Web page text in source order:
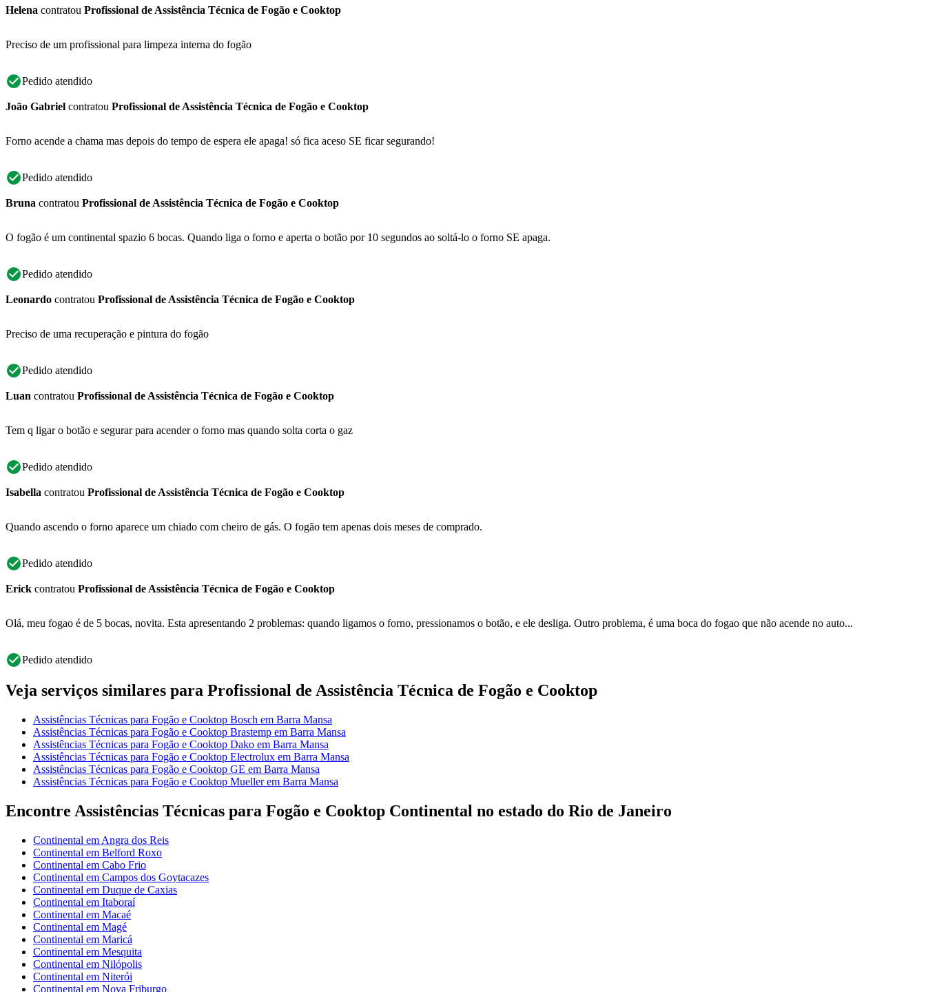
Helena contratou Profissional de Assistência Técnica de Fogão e Cooktop
Preciso de um profissional para limpeza interna do fogão
Pedido atendido
João Gabriel contratou Profissional de Assistência Técnica de Fogão e Cooktop
Forno acende a chama mas depois do tempo de espera ele apaga! só fica aceso SE ficar segurando!
Pedido atendido
Bruna contratou Profissional de Assistência Técnica de Fogão e Cooktop
O fogão é um continental spazio 6 bocas. Quando liga o forno e aperta o botão por 10 segundos ao soltá-lo o forno SE apaga.
Pedido atendido
Leonardo contratou Profissional de Assistência Técnica de Fogão e Cooktop
Preciso de uma recuperação e pintura do fogão
Pedido atendido
Luan contratou Profissional de Assistência Técnica de Fogão e Cooktop
Tem q ligar o botão e segurar para acender o forno mas quando solta corta o gaz
Pedido atendido
Isabella contratou Profissional de Assistência Técnica de Fogão e Cooktop
Quando ascendo o forno aparece um chiado com cheiro de gás. O fogão tem apenas dois meses de comprado.
Pedido atendido
Erick contratou Profissional de Assistência Técnica de Fogão e Cooktop
Olá, meu fogao é de 5 bocas, novita. Esta apresentando 2 problemas: quando ligamos o forno, pressionamos o botão, e ele desliga. Outro problema, é uma boca do fogao que não acende no auto...
Pedido atendido
Veja serviços similares para Profissional de Assistência Técnica de Fogão e Cooktop
Assistências Técnicas para Fogão e Cooktop Bosch em Barra Mansa
Assistências Técnicas para Fogão e Cooktop Brastemp em Barra Mansa
Assistências Técnicas para Fogão e Cooktop Dako em Barra Mansa
Assistências Técnicas para Fogão e Cooktop Electrolux em Barra Mansa
Assistências Técnicas para Fogão e Cooktop GE em Barra Mansa
Assistências Técnicas para Fogão e Cooktop Mueller em Barra Mansa
Encontre Assistências Técnicas para Fogão e Cooktop Continental no estado do Rio de Janeiro
Continental em Angra dos Reis
Continental em Belford Roxo
Continental em Cabo Frio
Continental em Campos dos Goytacazes
Continental em Duque de Caxias
Continental em Itaboraí
Continental em Macaé
Continental em Magé
Continental em Maricá
Continental em Mesquita
Continental em Nilópolis
Continental em Niterói
Continental em Nova Friburgo